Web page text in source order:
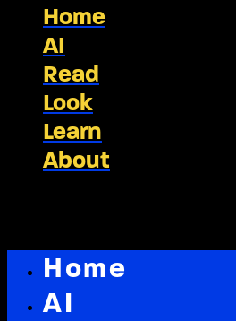
Home
AI
Read
Look
Learn
About
Home
AI